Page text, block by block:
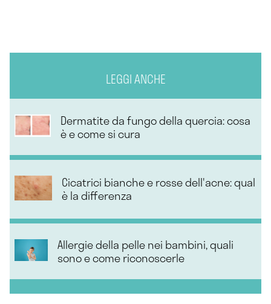
LEGGI ANCHE
Dermatite da fungo della quercia: cosa
è e come si cura
Cicatrici bianche e rosse dell'acne: qual
è la differenza
Allergie della pelle nei bambini, quali
sono e come riconoscerle